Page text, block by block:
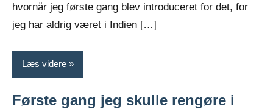
hvornår jeg første gang blev introduceret for det, for
jeg har aldrig været i Indien […]
Læs videre
Første gang jeg skulle rengøre i